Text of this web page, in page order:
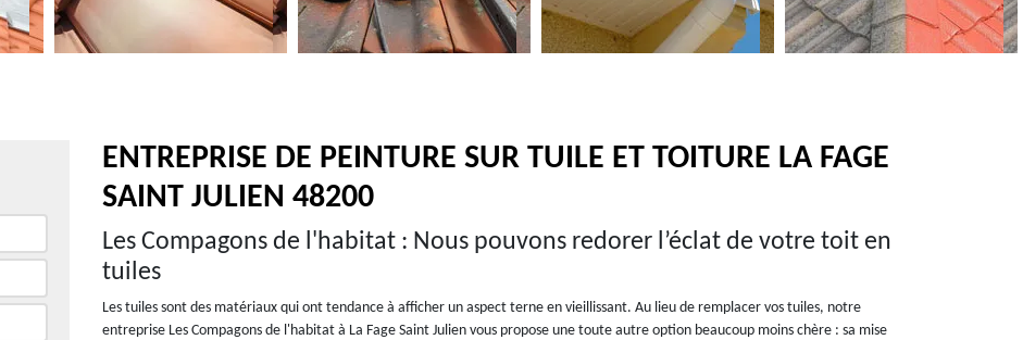
ENTREPRISE DE PEINTURE SUR TUILE ET TOITURE LA FAGE
SAINT JULIEN 48200
Les Compagons de l'habitat : Nous pouvons redorer l’éclat de votre toit en
tuiles
Les tuiles sont des matériaux qui ont tendance à afficher un aspect terne en vieillissant. Au lieu de remplacer vos tuiles, notre
entreprise Les Compagons de l'habitat à La Fage Saint Julien vous propose une toute autre option beaucoup moins chère : sa mise